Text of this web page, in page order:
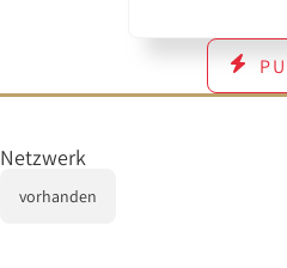
Netzwerk
vorhanden